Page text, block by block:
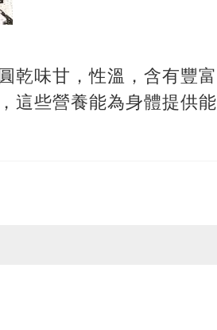
乾味甘，性溫，含有豐富
這些營養能為身體提供能